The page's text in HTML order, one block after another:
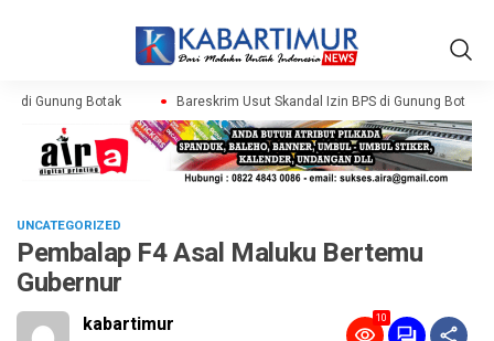
di Gunung Botak Bareskrim Usut Skandal Izin BPS di Gunung Botak
UNCATEGORIZED
Pembalap F4 Asal Maluku Bertemu
Gubernur
kabartimur 10